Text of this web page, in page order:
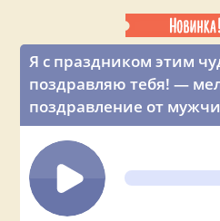
Я с праздником этим
поздравляю тебя! —
поздравление от